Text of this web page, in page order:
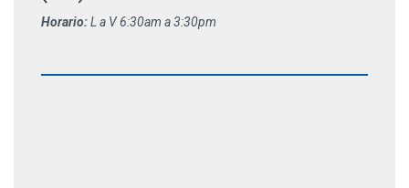
Horario:L a V 6:30am a 3:30pm